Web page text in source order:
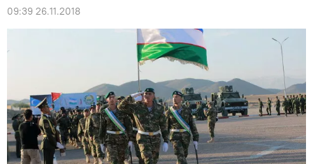
09:39 26.11.2018